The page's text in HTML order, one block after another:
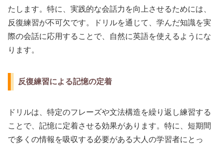
たします。特に、実践的な会話力を向上させるためには、
反復練習が不可欠です。ドリルを通じて、学んだ知識を実
際の会話に応用することで、自然に英語を使えるようにな
ります。
反復練習による記憶の定着
ドリルは、特定のフレーズや文法構造を繰り返し練習する
ことで、記憶に定着させる効果があります。特に、短期間
で多くの情報を吸収する必要がある大人の学習者にとっ